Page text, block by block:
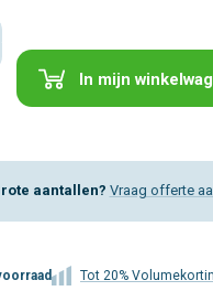
In mijn
aantallen? Vraag offerte
Tot 20%